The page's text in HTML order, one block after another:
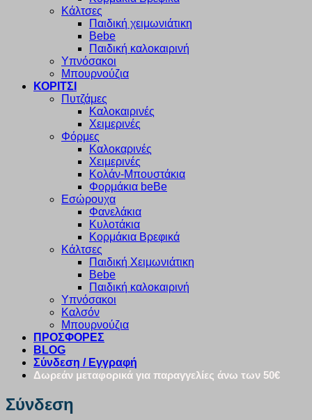
Κάλτσες
Παιδική χειμωνιάτικη
Bebe
Παιδική καλοκαιρινή
Υπνόσακοι
Μπουρνούζια
ΚΟΡΙΤΣΙ
Πυτζάμες
Καλοκαιρινές
Χειμερινές
Φόρμες
Καλοκαρινές
Χειμερινές
Κολάν-Μπουστάκια
Φορμάκια beBe
Εσώρουχα
Φανελάκια
Κυλοτάκια
Κορμάκια Βρεφικά
Κάλτσες
Παιδική Χειμωνιάτικη
Bebe
Παιδική καλοκαιρινή
Υπνόσακοι
Καλσόν
Μπουρνούζια
ΠΡΟΣΦΟΡΕΣ
BLOG
Σύνδεση / Εγγραφή
Δωρεάν μεταφορικά για παραγγελίες άνω των 50€
Σύνδεση